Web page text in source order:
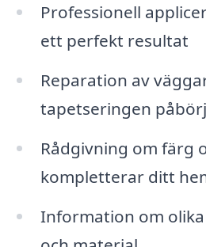
Professionell
ett perfekt resultat
Reparation av
tapetseringen
Rådgivning om färg
kompletterar ditt
Information om